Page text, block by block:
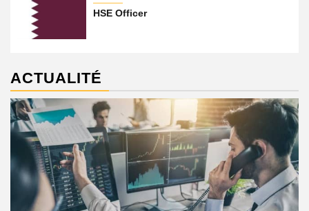
HSE Officer
ACTUALITÉ